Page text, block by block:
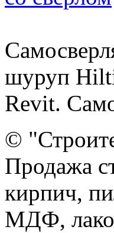
шуруп
Revit.
©
Продажа
кирпич,
МДФ,